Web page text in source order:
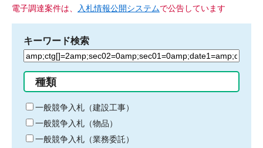
電子調達案件は、 入札情報公開システムで公告しています
キーワード検索
検
る
キ
ー
ワ
ー
種類
一般競争入札（建設工事）
一般競争入札（物品）
一般競争入札（業務委託）